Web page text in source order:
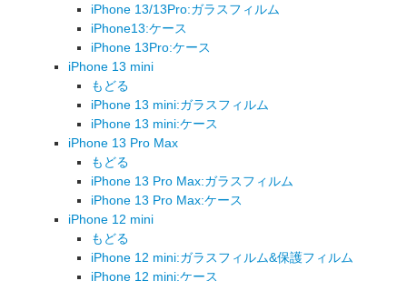
iPhone 13/13Pro:ガラスフィルム
iPhone13:ケース
iPhone 13Pro:ケース
iPhone 13 mini
もどる
iPhone 13 mini:ガラスフィルム
iPhone 13 mini:ケース
iPhone 13 Pro Max
もどる
iPhone 13 Pro Max:ガラスフィルム
iPhone 13 Pro Max:ケース
iPhone 12 mini
もどる
iPhone 12 mini:ガラスフィルム&保護フィルム
iPhone 12 mini:ケース